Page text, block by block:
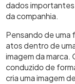
dados
da companhia.
Pensando de uma
atos dentro de
imagem da marca.
conduzido de
cria uma imagem